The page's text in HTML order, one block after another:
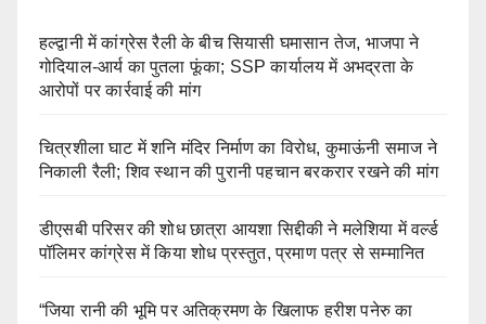
हल्द्वानी में कांग्रेस रैली के बीच सियासी घमासान तेज, भाजपा ने
गोदियाल-आर्य का पुतला फूंका; SSP कार्यालय में अभद्रता के
आरोपों पर कार्रवाई की मांग
चित्रशीला घाट में शनि मंदिर निर्माण का विरोध, कुमाऊंनी समाज ने
निकाली रैली; शिव स्थान की पुरानी पहचान बरकरार रखने की मांग
डीएसबी परिसर की शोध छात्रा आयशा सिद्दीकी ने मलेशिया में वर्ल्ड
पॉलिमर कांग्रेस में किया शोध प्रस्तुत, प्रमाण पत्र से सम्मानित
“जिया रानी की भूमि पर अतिक्रमण के खिलाफ हरीश पनेरु का